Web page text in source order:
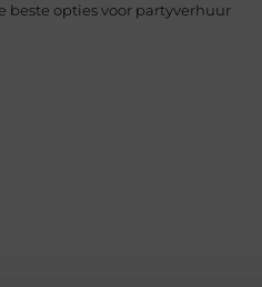
beste opties voor partyverhuur